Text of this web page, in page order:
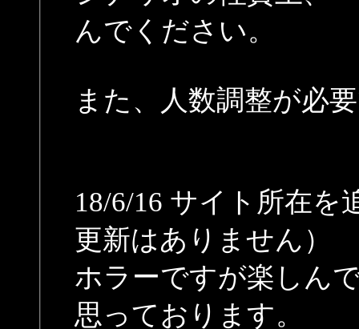
んでください。
また、人数調整が必
18/6/16 サイト所在
更新はありません）
ホラーですが楽しん
思っております。